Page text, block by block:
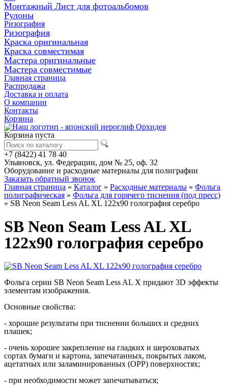
Монтажный Лист для фотоальбомов
Рулоны
Ризография
Ризография
Краска оригинальная
Краска совместимая
Мастера оригинальные
Мастера совместимые
Главная страница
Распродажа
Доставка и оплата
О компании
Контакты
Корзина
Корзина пуста
+7 (8422) 41 78 40
Ульяновск, ул. Федерации, дом № 25, оф. 32
Оборудование и расходные материалы для полиграфии
Заказать обратный звонок
Главная страница » Каталог » Расходные материалы » Фольга
полиграфическая » Фольга для горячего тиснения (под пресс)
» SB Neon Seam Less AL XL 122x90 голография серебро
SB Neon Seam Less AL XL
122x90 голография серебро
Фольга серии SB Neon Seam Less AL X придают 3D эффекты
элементам изображения.
Основные свойства:
- хорошие результаты при тиснении больших и средних
плашек;
- очень хорошее закрепление на гладких и шероховатых
сортах бумаги и картона, запечатанных, покрытых лаком,
ацетатных или заламинированных (ОРР) поверхностях;
- при необходимости может запечатываться;